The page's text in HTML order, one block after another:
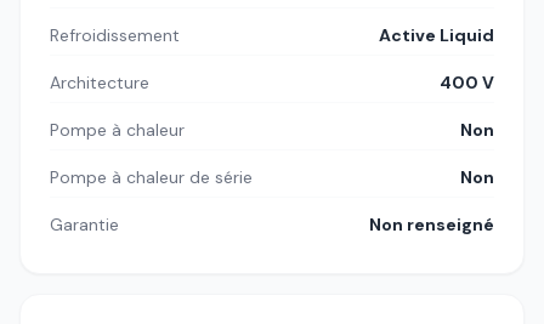
Refroidissement Active Liquid
Architecture 400 V
Pompe à chaleur Non
Pompe à chaleur de série Non
Garantie Non renseigné